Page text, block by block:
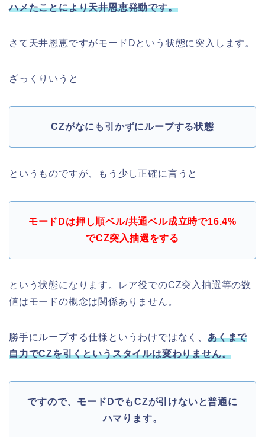
ハメたことにより天井恩恵発動です。
さて天井恩恵ですがモードDという状態に突入します。
ざっくりいうと
CZがなにも引かずにループする状態
というものですが、もう少し正確に言うと
モードDは押し順ベル/共通ベル成立時で16.4%
でCZ突入抽選をする
という状態になります。レア役でのCZ突入抽選等の数
値はモードの概念は関係ありません。
勝手にループする仕様というわけではなく、 あくまで
自力でCZを引くというスタイルは変わりません。
ですので、モードDでもCZが引けないと普通に
ハマります。